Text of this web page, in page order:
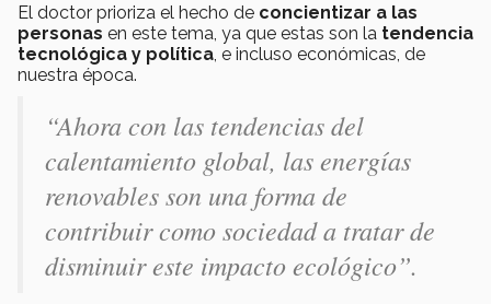
El doctor prioriza el hecho de concientizar a las
personas en este tema, ya que estas son la tendencia
tecnológica y política , e incluso económicas, de
nuestra época.
“Ahora con las tendencias del
calentamiento global, las energías
renovables son una forma de
contribuir como sociedad a tratar de
disminuir este impacto ecológico”.